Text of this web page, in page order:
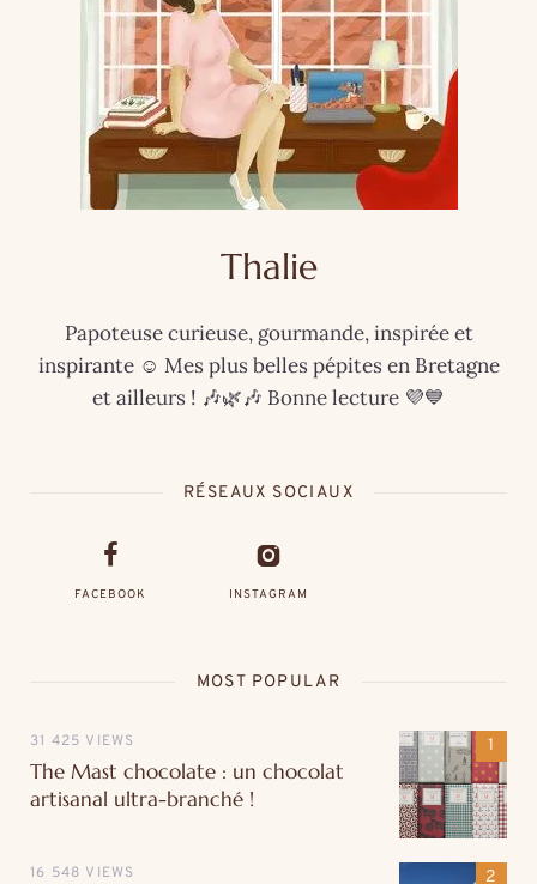
Thalie
Papoteuse curieuse, gourmande, inspirée et
inspirante ☺️ Mes plus belles pépites en Bretagne
et ailleurs ! 🎶🌿🎶 Bonne lecture 💜💙
RÉSEAUX SOCIAUX
FACEBOOK INSTAGRAM
MOST POPULAR
31 425 VIEWS
The Mast chocolate : un chocolat
artisanal ultra-branché !
16 548 VIEWS